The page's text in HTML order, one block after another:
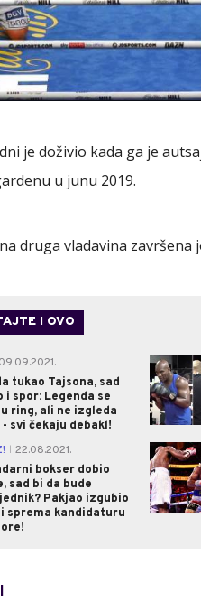
je doživio kada ga je
u junu 2019.
druga vladavina završena
I OVO
09.09.2021.
tukao Tajsona, sad
i spor: Legenda se
ring, ali ne izgleda
svi čekaju debakl!
22.08.2021.
bokser dobio
sad bi da bude
Pakjao izgubio
sprema kandidaturu